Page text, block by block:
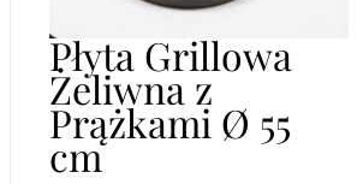
Płyta Grillowa
Żeliwna z
Prążkami Ø 55
cm